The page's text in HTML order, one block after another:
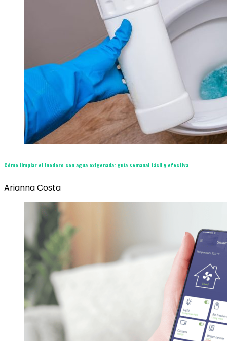
Cómo limpiar el inodoro con agua oxigenada: guía semanal fácil y efectiva
Arianna Costa